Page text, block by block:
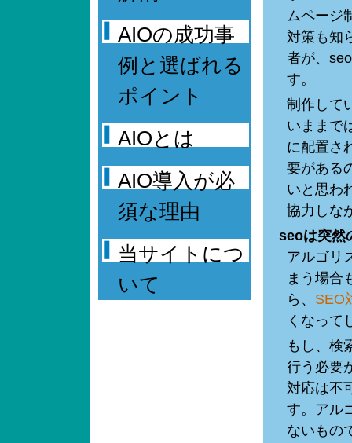
ムページ
対策も知
者が、
す。
制作して
いままで
に配置さ
要がある
いと思わ
協力しな
seoは突然
アルゴリ
まう場合
ら、 SEO
くなって
もし、検
行う必要
対応は不
す。アル
ないもの
AIOの成功事
例と選ばれる
ポイント
AIOとは
AIO導入が必
須な理由
当サイトにつ
いて